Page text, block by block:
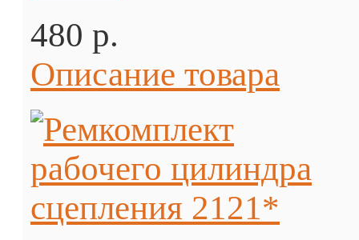
480 p.
Описание товара